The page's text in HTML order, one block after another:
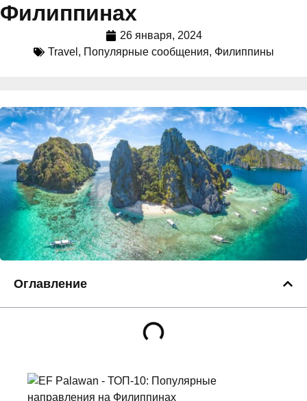
Филиппинах
26 января, 2024
Travel , Популярные сообщения, Филиппины
Оглавление